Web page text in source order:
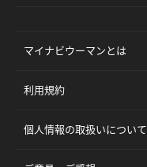
マイナビウーマンとは
利用規約
個人情報の取扱いについて